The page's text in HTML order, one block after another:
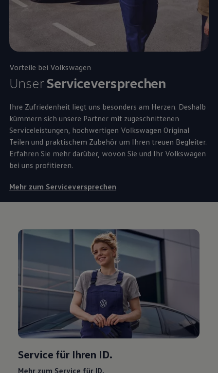
Vorteile bei Volkswagen
Unser Serviceversprechen
Ihre Zufriedenheit liegt uns besonders am Herzen. Deshalb
kümmern sich unsere Partner mit zugeschnittenen
Serviceleistungen, hochwertigen Volkswagen Original
Teilen und praktischem Zubehörum Ihren treuen Begleiter.
Erfahren Sie mehr darüber, wovon Sie und Ihr Volkswagen
bei uns profitieren.
Mehr zum Serviceversprechen
Service für Ihren ID.
Mehr zum Service für ID.